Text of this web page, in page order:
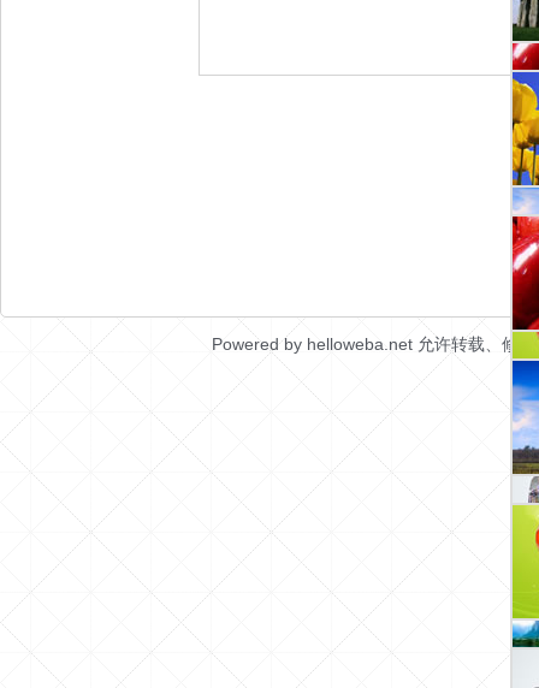
Powered by helloweba.net 允许转载、修